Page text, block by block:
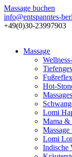
Massage buchen
info@entspanntes-
+49(0)30-23997903
Massage
Hot-
Lomi
Mama &
Massage
Lomi
Indische